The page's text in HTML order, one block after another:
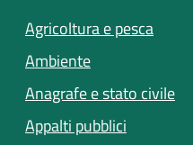
Agricoltura e pesca
Ambiente
Anagrafe e stato civile
Appalti pubblici